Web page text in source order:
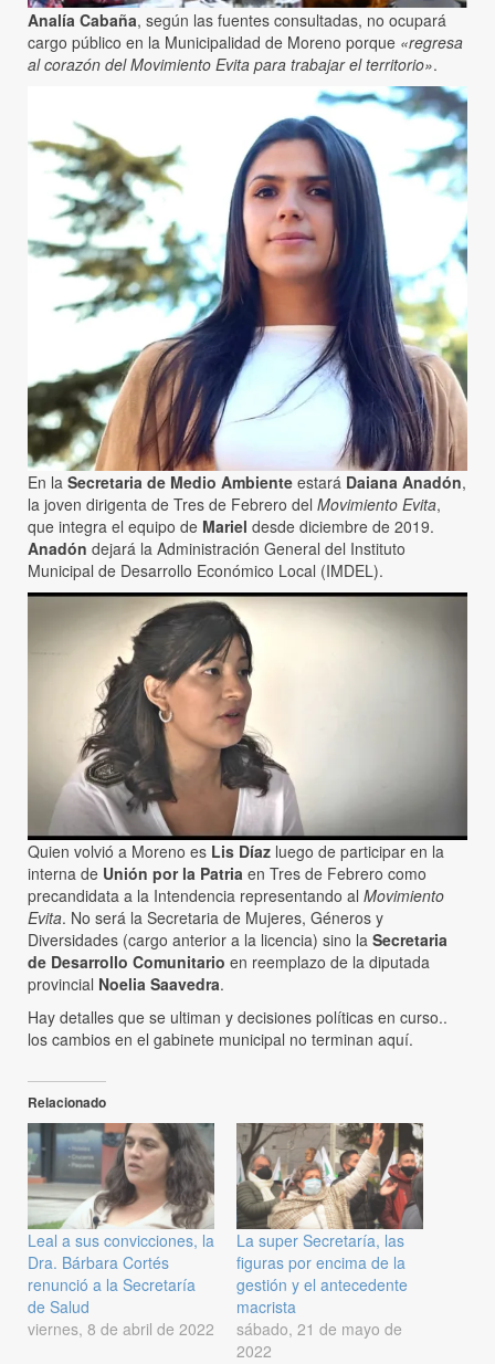
Analía Cabaña, según las fuentes consultadas, no ocupará
cargo público en la Municipalidad de Moreno porque «regresa
al corazón del Movimiento Evita para trabajar el territorio».
En la Secretaria de Medio Ambiente estará Daiana Anadón,
la joven dirigenta de Tres de Febrero del Movimiento Evita,
que integra el equipo de Mariel desde diciembre de 2019.
Anadón dejará la Administración General del Instituto
Municipal de Desarrollo Económico Local (IMDEL).
Quien volvió a Moreno es Lis Díaz luego de participar en la
interna de Unión por la Patria en Tres de Febrero como
precandidata a la Intendencia representando al Movimiento
Evita. No será la Secretaria de Mujeres, Géneros y
Diversidades (cargo anterior a la licencia) sino la Secretaria
de Desarrollo Comunitario en reemplazo de la diputada
provincial Noelia Saavedra.
Hay detalles que se ultiman y decisiones políticas en curso..
los cambios en el gabinete municipal no terminan aquí.
Relacionado
Leal a sus convicciones, la
Dra. Bárbara Cortés
renunció a la Secretaría
de Salud
viernes, 8 de abril de 2022
La super Secretaría, las
figuras por encima de la
gestión y el antecedente
macrista
sábado, 21 de mayo de
2022